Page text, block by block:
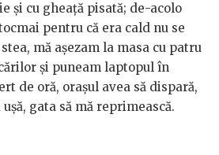
și cu gheață pisată; de-acolo
pentru că era cald nu se
mă așezam la masa cu patru
și puneam laptopul în
de oră, orașul avea să dispară,
gata să mă reprimească.